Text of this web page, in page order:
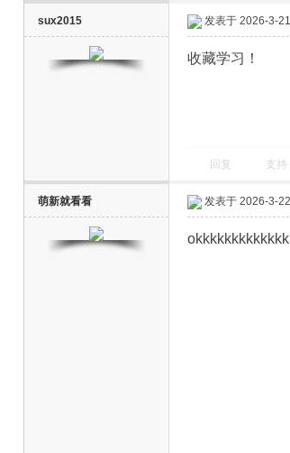
sux2015 发表于 2026-3-
收藏学习！
回复 支持
萌新就看看 发表于 2026-3-